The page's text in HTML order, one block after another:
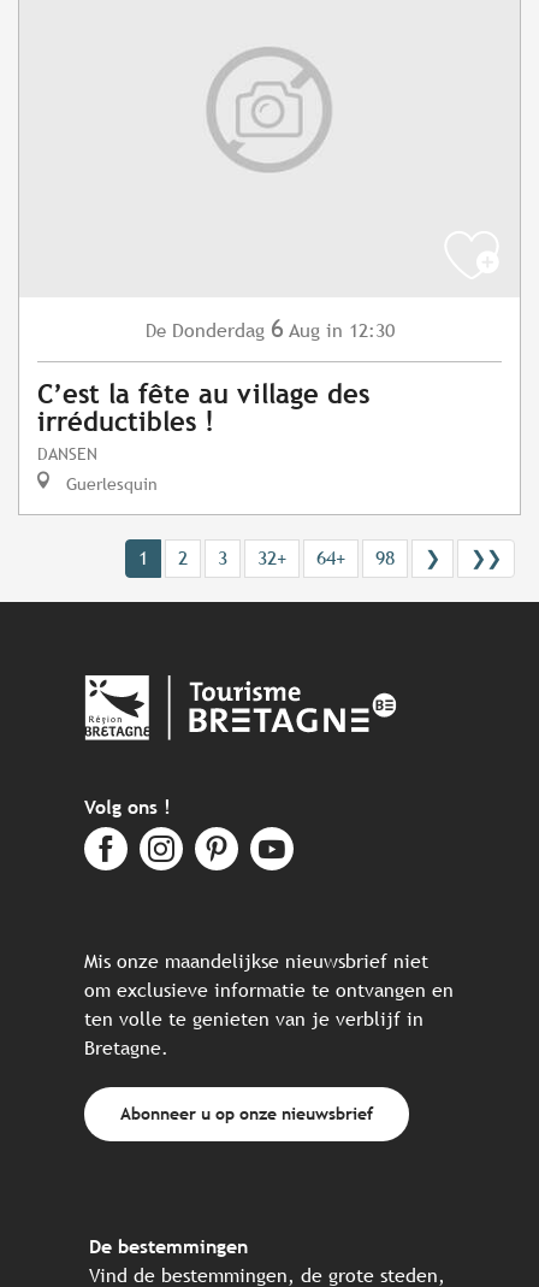
De Donderdag 6 Aug in 12:30
C’est la fête au village des
irréductibles !
DANSEN
Guerlesquin
1 2 3 32+ 64+ 98 ❯ ❯❯
Volg ons !
Mis onze maandelijkse nieuwsbrief niet
om exclusieve informatie te ontvangen en
ten volle te genieten van je verblijf in
Bretagne.
Abonneer u op onze nieuwsbrief
De bestemmingen
Vind de bestemmingen, de grote steden,